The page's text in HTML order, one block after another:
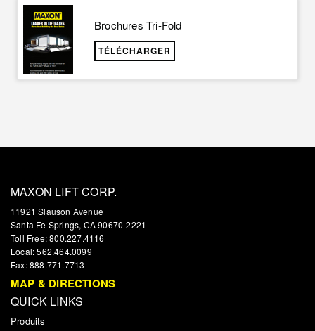
Brochures Tri-Fold
TÉLÉCHARGER
MAXON LIFT CORP.
11921 Slauson Avenue
Santa Fe Springs, CA 90670-2221
Toll Free: 800.227.4116
Local: 562.464.0099
Fax: 888.771.7713
MAP & DIRECTIONS
QUICK LINKS
Produits